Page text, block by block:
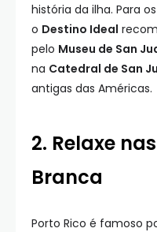
história da ilha. Para
o Destino Ideal
pelo Museu de San
na Catedral de San
antigas das Américas.
2. Relaxe
Branca
Porto Rico é famoso